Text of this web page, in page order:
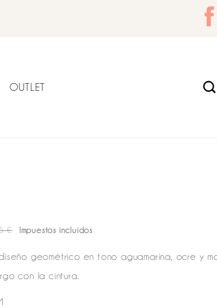
OUTLET
€ Impuestos incluidos
geométrico en tono aguamarina, ocre y
con la cintura.